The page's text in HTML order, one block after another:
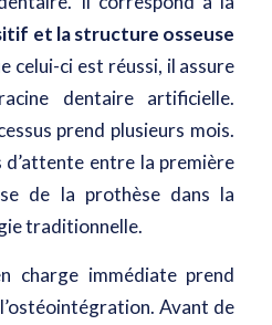
et la structure osseuse
celui-ci est réussi, il assure
dentaire artificielle.
prend plusieurs mois.
d’attente entre la première
de la prothèse dans la
traditionnelle.
charge immédiate prend
Avant de